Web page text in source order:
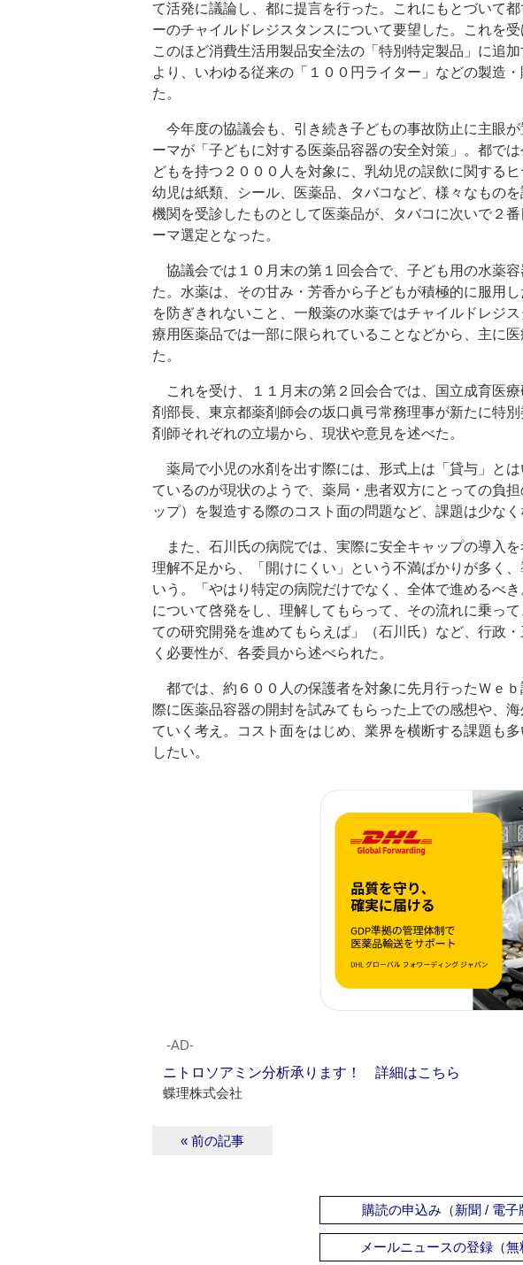
て活発に議論し、都に提言を行った。これにもとづいて
ーのチャイルドレジスタンスについて要望した。これを
このほど消費生活用製品安全法の「特別特定製品」に追
より、いわゆる従来の「１００円ライター」などの製造
た。
今年度の協議会も、引き続き子どもの事故防止に主眼
ーマが「子どもに対する医薬品容器の安全対策」。都で
どもを持つ２０００人を対象に、乳幼児の誤飲に関する
幼児は紙類、シール、医薬品、タバコなど、様々なもの
機関を受診したものとして医薬品が、タバコに次いで２
ーマ選定となった。
協議会では１０月末の第１回会合で、子ども用の水薬
た。水薬は、その甘み・芳香から子どもが積極的に服用
を防ぎきれないこと、一般薬の水薬ではチャイルドレジ
療用医薬品では一部に限られていることなどから、主に
た。
これを受け、１１月末の第２回会合では、国立成育医
剤部長、東京都薬剤師会の坂口眞弓常務理事が新たに特
剤師それぞれの立場から、現状や意見を述べた。
薬局で小児の水剤を出す際には、形式上は「貸与」と
ているのが現状のようで、薬局・患者双方にとっての負
ップ）を製造する際のコスト面の問題など、課題は少なく
また、石川氏の病院では、実際に安全キャップの導入
理解不足から、「開けにくい」という不満ばかりが多く
いう。「やはり特定の病院だけでなく、全体で進めるべ
について啓発をし、理解してもらって、その流れに乗っ
ての研究開発を進めてもらえば」（石川氏）など、行政
く必要性が、各委員から述べられた。
都では、約６００人の保護者を対象に先月行ったＷｅ
際に医薬品容器の開封を試みてもらった上での感想や、
ていく考え。コスト面をはじめ、業界を横断する課題も
したい。
‐AD‐
ニトロソアミン分析承ります！ 詳細はこちら
蝶理株式会社
« 前の記事
購読の申込み（新聞 / 電子
メールニュースの登録（無